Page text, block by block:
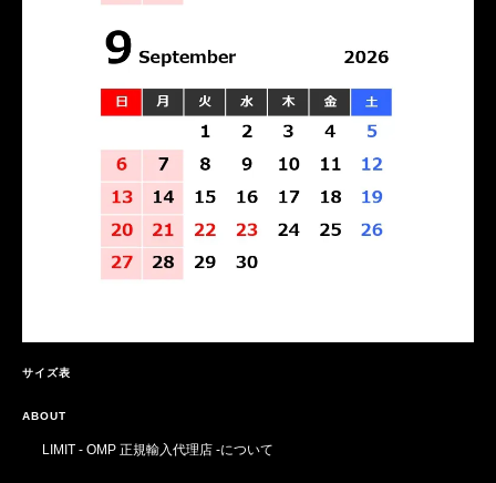
サイズ表
ABOUT
LIMIT - OMP 正規輸入代理店 -について